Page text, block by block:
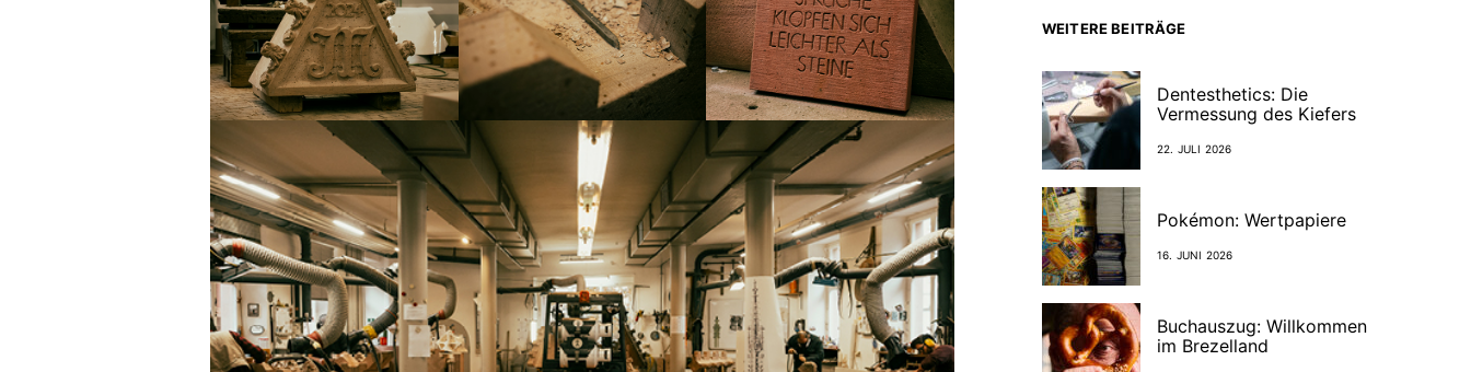
WEITERE BEITRÄGE
Dentesthetics: Die
Vermessung des Kiefers
22. JULI 2026
Pokémon: Wertpapiere
16. JUNI 2026
Buchauszug: Willkommen
im Brezelland